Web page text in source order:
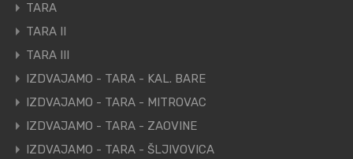
TARA
TARA II
TARA III
IZDVAJAMO - TARA - KAL. BARE
IZDVAJAMO - TARA - MITROVAC
IZDVAJAMO - TARA - ZAOVINE
IZDVAJAMO - TARA - ŠLJIVOVICA